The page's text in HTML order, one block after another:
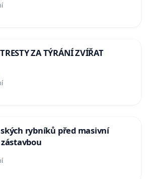
ZA TÝRÁNÍ ZVÍŘAT
rybníků před masivní